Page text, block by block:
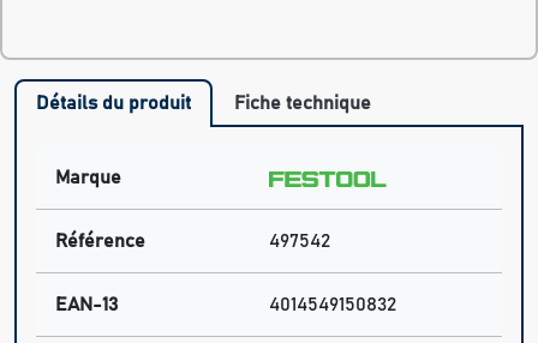
Détails du produit Fiche technique
Marque
Référence 497542
EAN-13 4014549150832